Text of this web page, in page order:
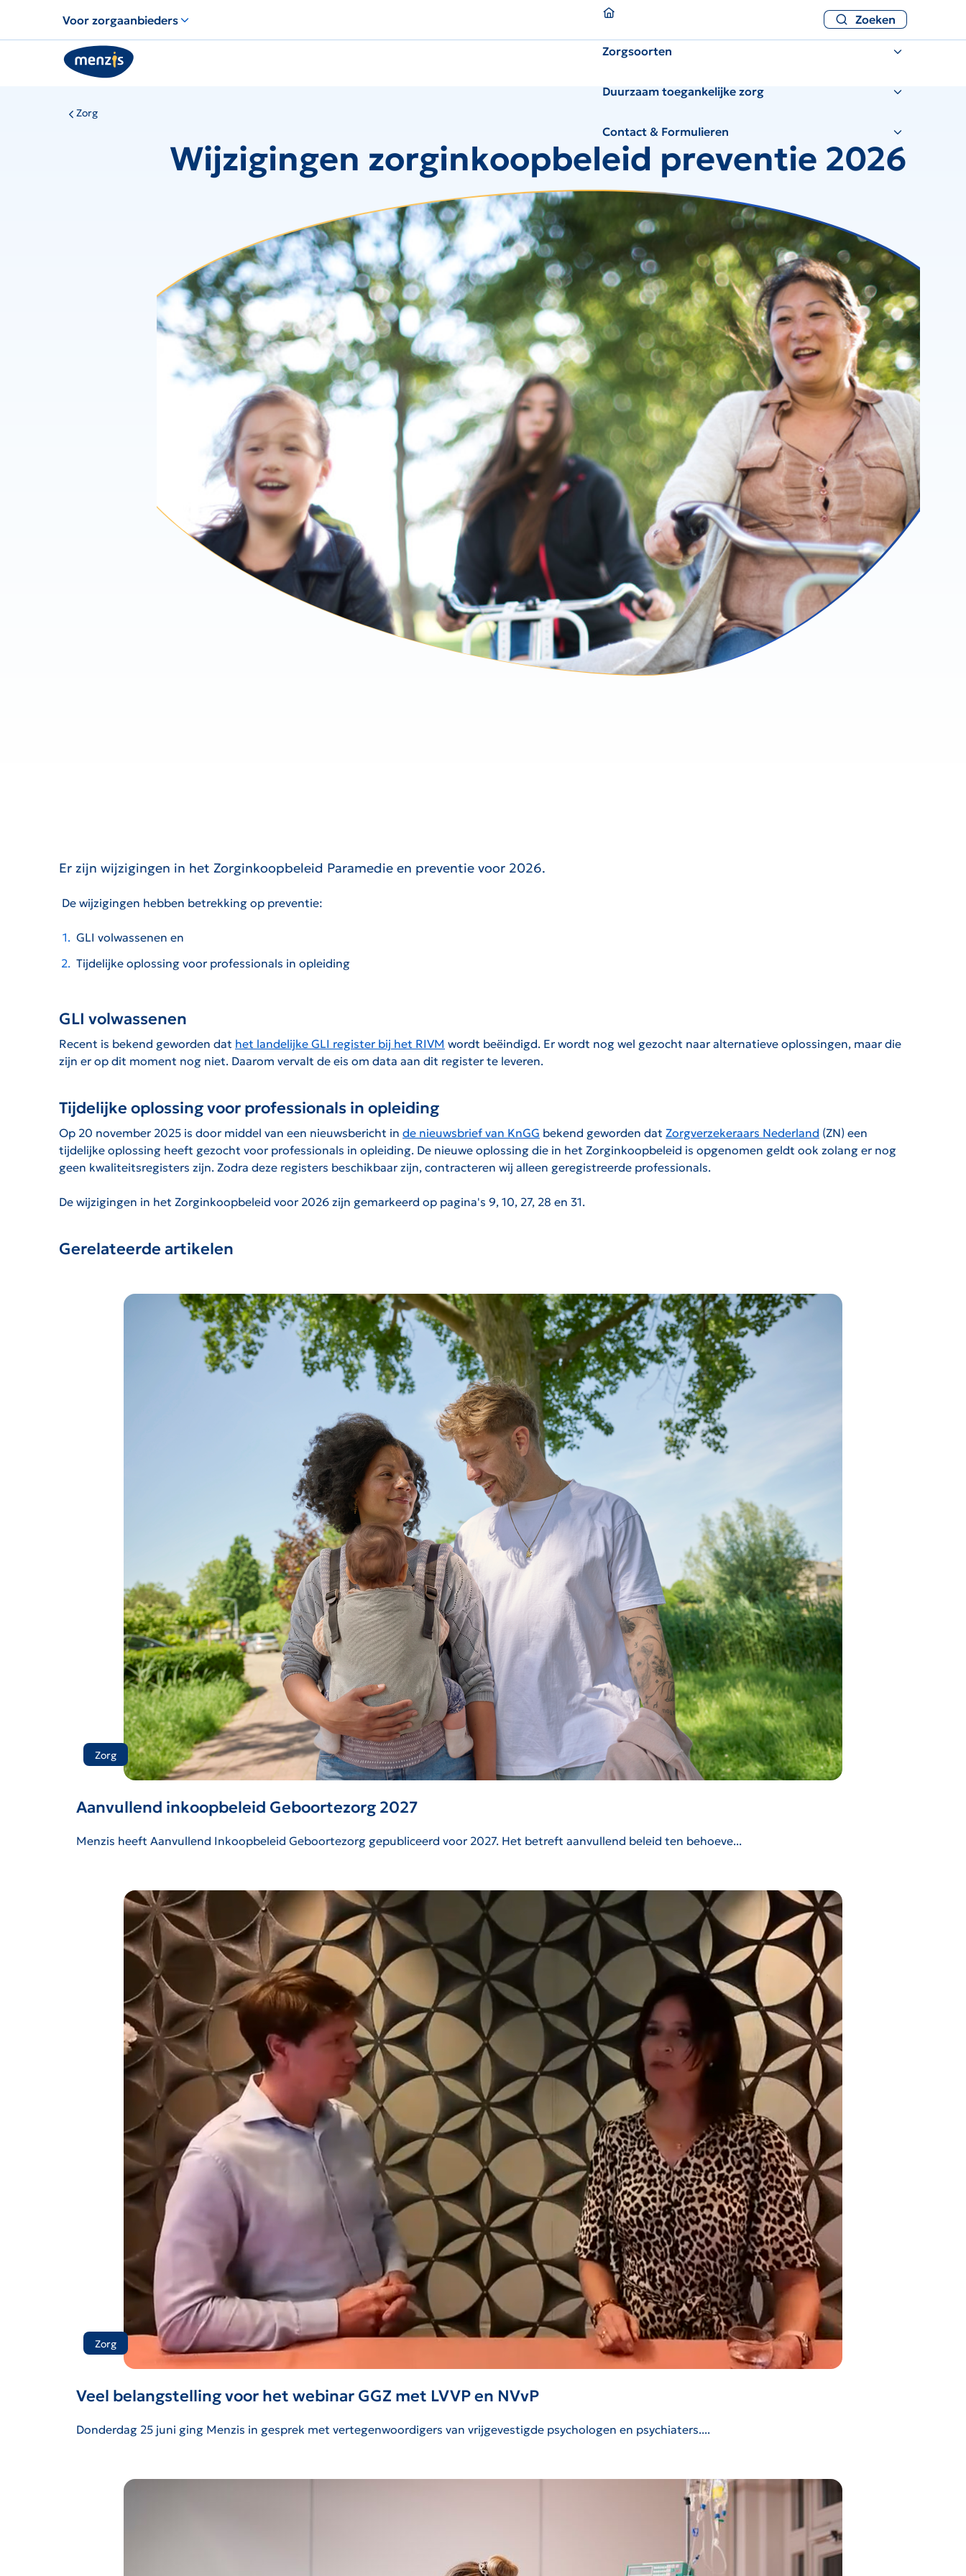
Voor zorgaanbieders Zoeken
Zorgsoorten
Duurzaam toegankelijke zorg
Contact & Formulieren
Zorg
Wijzigingen zorginkoopbeleid preventie 2026
Er zijn wijzigingen in het Zorginkoopbeleid Paramedie en preventie voor 2026.
De wijzigingen hebben betrekking op preventie:
GLI volwassenen en
Tijdelijke oplossing voor professionals in opleiding
GLI volwassenen
Recent is bekend geworden dat het landelijke GLI register bij het RIVM wordt beëindigd. Er wordt nog wel gezocht naar alternatieve oplossingen, maar die
zijn er op dit moment nog niet. Daarom vervalt de eis om data aan dit register te leveren.
Tijdelijke oplossing voor professionals in opleiding
Op 20 november 2025 is door middel van een nieuwsbericht in de nieuwsbrief van KnGG bekend geworden dat Zorgverzekeraars Nederland (ZN) een
tijdelijke oplossing heeft gezocht voor professionals in opleiding. De nieuwe oplossing die in het Zorginkoopbeleid is opgenomen geldt ook zolang er nog
geen kwaliteitsregisters zijn. Zodra deze registers beschikbaar zijn, contracteren wij alleen geregistreerde professionals.
De wijzigingen in het Zorginkoopbeleid voor 2026 zijn gemarkeerd op pagina's 9, 10, 27, 28 en 31.
Gerelateerde artikelen
Zorg
Aanvullend inkoopbeleid Geboortezorg 2027
Menzis heeft Aanvullend Inkoopbeleid Geboortezorg gepubliceerd voor 2027. Het betreft aanvullend beleid ten behoeve...
Zorg
Veel belangstelling voor het webinar GGZ met LVVP en NVvP
Donderdag 25 juni ging Menzis in gesprek met vertegenwoordigers van vrijgevestigde psychologen en psychiaters....